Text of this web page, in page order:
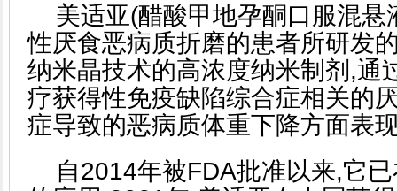
美适亚(醋酸甲地孕酮口服混悬
性厌食恶病质折磨的患者所研发
纳米晶技术的高浓度纳米制剂,通
疗获得性免疫缺陷综合症相关的
症导致的恶病质体重下降方面表
自2014年被FDA批准以来,它